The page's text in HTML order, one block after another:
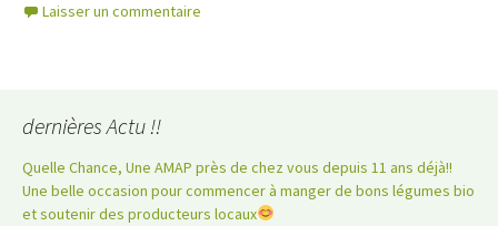
Laisser un commentaire
dernières Actu !!
Quelle Chance, Une AMAP près de chez vous depuis 11 ans déjà!!
Une belle occasion pour commencer à manger de bons légumes bio
et soutenir des producteurs locaux